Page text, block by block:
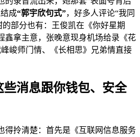
成“郭宇欣句式”，好多人评论“我同
部分也有：王俊凯在《你好星期
鑫拿主意，张晚意现身机场给录《花
峻师门情、《长相思》兄弟情直接
些消息跟你钱包、安全
得拎清楚：首先是《互联网信息服务